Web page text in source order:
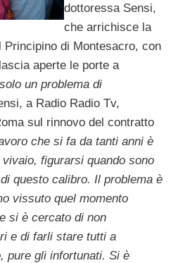
dottoressa Sensi,
che arrichisce la
di Montesacro, con
aperte le porte a
un problema di
a Radio Radio Tv,
sul rinnovo del contratto
che si fa da tanti anni è
figurarsi quando sono
questo calibro. Il problema è
vissuto quel momento
si è cercato di non
e di farli stare tutti a
pure gli infortunati. Si è